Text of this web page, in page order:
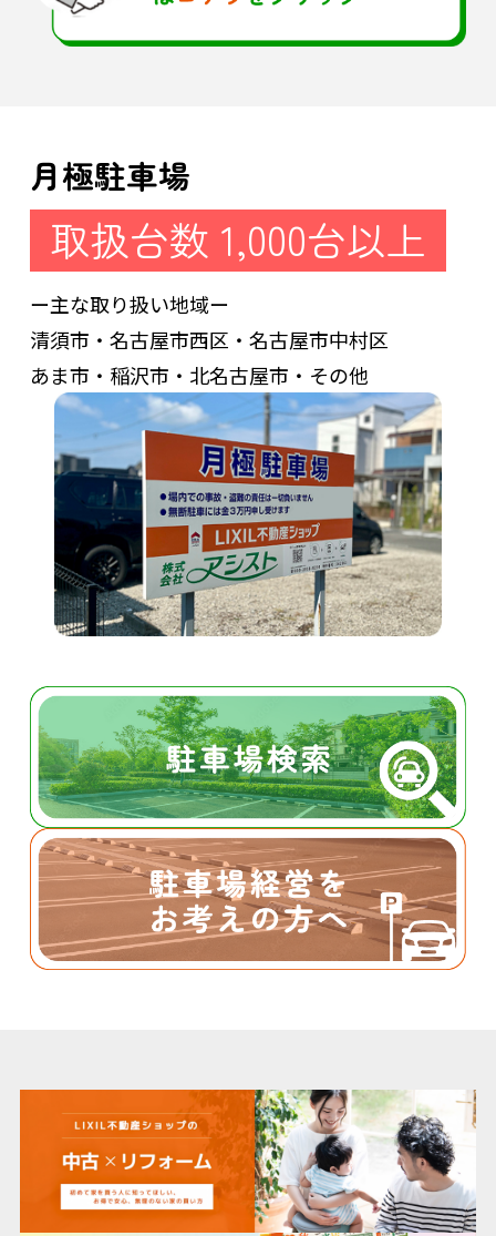
月極駐車場
取扱台数 1,000台以上
ー主な取り扱い地域ー
清須市・名古屋市西区・名古屋市中村区
あま市・稲沢市・北名古屋市・その他